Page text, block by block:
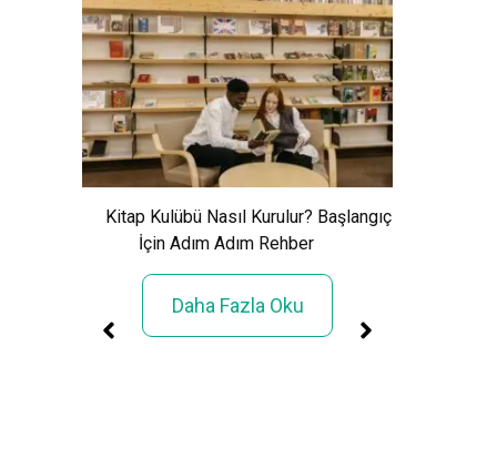
Kitap Kulübü Nasıl Kurulur? Başlangıç
İçin Adım Adım Rehber
Daha Fazla Oku